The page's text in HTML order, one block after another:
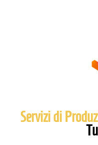
Servizi di